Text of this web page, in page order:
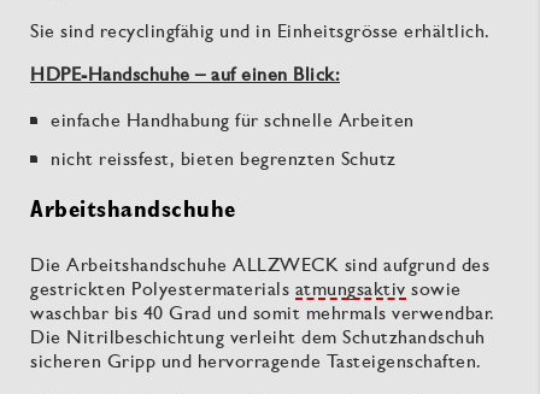
Sie sind recyclingfähig und in Einheitsgrösse erhältlich.
HDPE-Handschuhe – auf einen Blick:
einfache Handhabung für schnelle Arbeiten
nicht reissfest, bieten begrenzten Schutz
Arbeitshandschuhe
Die Arbeitshandschuhe ALLZWECK sind aufgrund des
gestrickten Polyestermaterials atmungsaktiv sowie
waschbar bis 40 Grad und somit mehrmals verwendbar.
Die Nitrilbeschichtung verleiht dem Schutzhandschuh
sicheren Gripp und hervorragende Tasteigenschaften.